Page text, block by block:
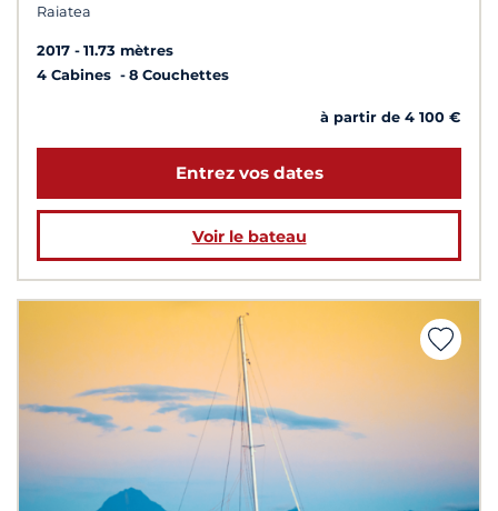
Raiatea
2017
11.73 mètres
4 Cabines
8 Couchettes
à partir de 4 100 €
Entrez vos dates
Voir le bateau